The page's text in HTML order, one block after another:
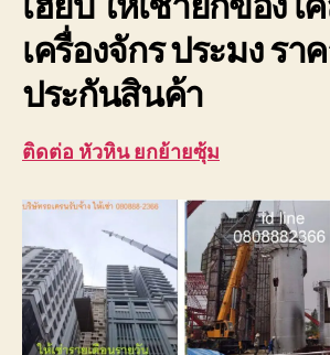
เครื่องจักร ประมง รา
ประกันสินค้า
ติดต่อ หัวหิน ยกย้ายซุ้ม